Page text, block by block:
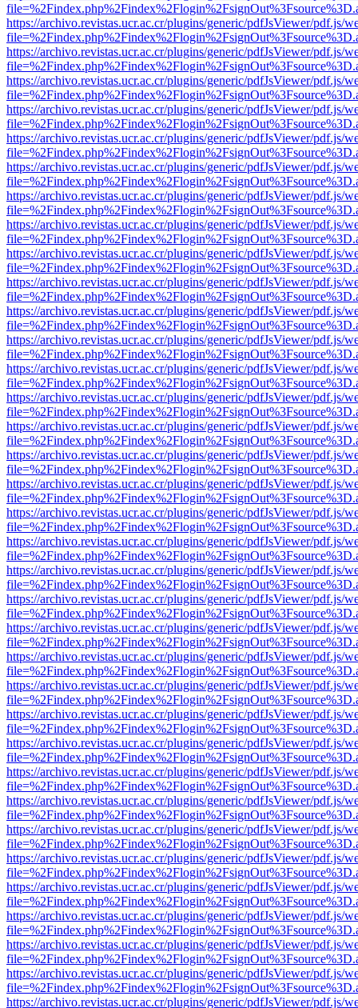
https://archivo.revistas.ucr.ac.cr/plugins/generic/pdfJsViewer/pdf.js/
https://archivo.revistas.ucr.ac.cr/plugins/generic/pdfJsViewer/pdf.js/
https://archivo.revistas.ucr.ac.cr/plugins/generic/pdfJsViewer/pdf.js/
https://archivo.revistas.ucr.ac.cr/plugins/generic/pdfJsViewer/pdf.js/
https://archivo.revistas.ucr.ac.cr/plugins/generic/pdfJsViewer/pdf.js/
https://archivo.revistas.ucr.ac.cr/plugins/generic/pdfJsViewer/pdf.js/
https://archivo.revistas.ucr.ac.cr/plugins/generic/pdfJsViewer/pdf.js/
https://archivo.revistas.ucr.ac.cr/plugins/generic/pdfJsViewer/pdf.js/
https://archivo.revistas.ucr.ac.cr/plugins/generic/pdfJsViewer/pdf.js/
https://archivo.revistas.ucr.ac.cr/plugins/generic/pdfJsViewer/pdf.js/
https://archivo.revistas.ucr.ac.cr/plugins/generic/pdfJsViewer/pdf.js/
https://archivo.revistas.ucr.ac.cr/plugins/generic/pdfJsViewer/pdf.js/
https://archivo.revistas.ucr.ac.cr/plugins/generic/pdfJsViewer/pdf.js/
https://archivo.revistas.ucr.ac.cr/plugins/generic/pdfJsViewer/pdf.js/
https://archivo.revistas.ucr.ac.cr/plugins/generic/pdfJsViewer/pdf.js/
https://archivo.revistas.ucr.ac.cr/plugins/generic/pdfJsViewer/pdf.js/
https://archivo.revistas.ucr.ac.cr/plugins/generic/pdfJsViewer/pdf.js/
https://archivo.revistas.ucr.ac.cr/plugins/generic/pdfJsViewer/pdf.js/
https://archivo.revistas.ucr.ac.cr/plugins/generic/pdfJsViewer/pdf.js/
https://archivo.revistas.ucr.ac.cr/plugins/generic/pdfJsViewer/pdf.js/
https://archivo.revistas.ucr.ac.cr/plugins/generic/pdfJsViewer/pdf.js/
https://archivo.revistas.ucr.ac.cr/plugins/generic/pdfJsViewer/pdf.js/
https://archivo.revistas.ucr.ac.cr/plugins/generic/pdfJsViewer/pdf.js/
https://archivo.revistas.ucr.ac.cr/plugins/generic/pdfJsViewer/pdf.js/
https://archivo.revistas.ucr.ac.cr/plugins/generic/pdfJsViewer/pdf.js/
https://archivo.revistas.ucr.ac.cr/plugins/generic/pdfJsViewer/pdf.js/
https://archivo.revistas.ucr.ac.cr/plugins/generic/pdfJsViewer/pdf.js/
https://archivo.revistas.ucr.ac.cr/plugins/generic/pdfJsViewer/pdf.js/
https://archivo.revistas.ucr.ac.cr/plugins/generic/pdfJsViewer/pdf.js/
https://archivo.revistas.ucr.ac.cr/plugins/generic/pdfJsViewer/pdf.js/
https://archivo.revistas.ucr.ac.cr/plugins/generic/pdfJsViewer/pdf.js/
https://archivo.revistas.ucr.ac.cr/plugins/generic/pdfJsViewer/pdf.js/
https://archivo.revistas.ucr.ac.cr/plugins/generic/pdfJsViewer/pdf.js/
https://archivo.revistas.ucr.ac.cr/plugins/generic/pdfJsViewer/pdf.js/
https://archivo.revistas.ucr.ac.cr/plugins/generic/pdfJsViewer/pdf.js/